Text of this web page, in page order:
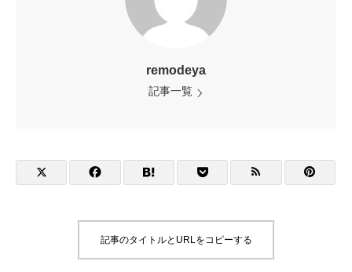
remodeya
記事一覧
記事のタイトルとURLをコピーする